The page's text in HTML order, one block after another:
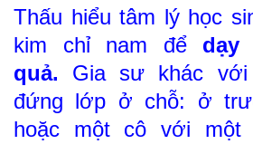
Thấu hiểu tâm lý học
kim chỉ nam để
quả. Gia sư khác
đứng lớp ở chỗ: ở
hoặc một cô với một